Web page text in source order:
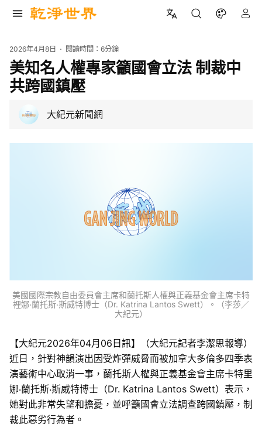
2026年4月8日 閱讀時間：6分鐘
美知名人權專家籲國會立法 制裁中
共跨國鎮壓
大紀元新聞網
美國國際宗教自由委員會主席和蘭托斯人權與正義基金會主席卡特
裡娜‧蘭托斯‧斯威特博士（Dr. Katrina Lantos Swett）。（李莎／
大紀元）
【大紀元2026年04月06日訊】（大紀元記者李潔思報導）
近日，針對神韻演出因受炸彈威脅而被加拿大多倫多四季表
演藝術中心取消一事，蘭托斯人權與正義基金會主席卡特里
娜‧蘭托斯‧斯威特博士（Dr. Katrina Lantos Swett）表示，
她對此非常失望和擔憂，並呼籲國會立法調查跨國鎮壓，制
裁此惡劣行為者。